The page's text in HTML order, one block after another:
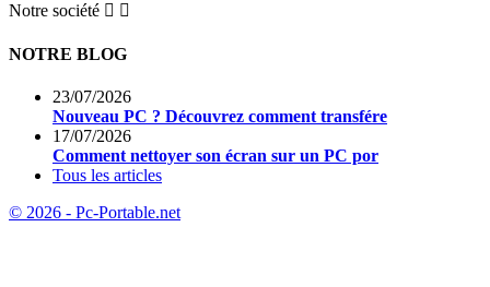
Notre société  
NOTRE BLOG
23/07/2026
Nouveau PC ? Découvrez comment transfére
17/07/2026
Comment nettoyer son écran sur un PC por
Tous les articles
© 2026 - Pc-Portable.net